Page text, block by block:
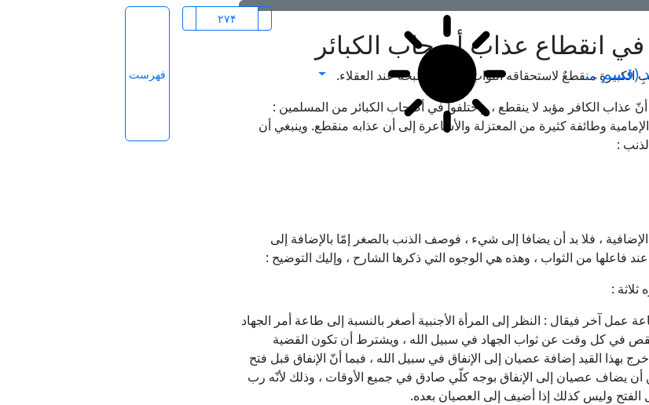
کشف المراد في شرح تجرید الإعتقاد (قسم الإلهیات) فهرست
في انقطاع عذاب أصحاب الكبائر
منقطعٌ لاستحقاقه الثواب بإيمانه ولقبحه عند العقلاء.
عذاب الكافر مؤبد لا ينقطع ، واختلفوا في أصحاب الكبائر من المسلمين :
وطائفة كثيرة من المعتزلة والأشاعرة إلى أن عذابه منقطع. وينبغي أن
:
الإضافية ، فلا بد أن يضافا إلى شيء ، فوصف الذنب بالصغر إمّا بالإضافة إلى
فاعلها من الثواب ، وهذه هي الوجوه التي ذكرها الشارح ، وإليك التوضيح :
:
آخر فيقال : النظر إلى المرأة الأجنبية أصغر بالنسبة إلى طاعة أمر الجهاد
في كل وقت عن ثواب الجهاد في سبيل الله ، ويشترط أن تكون القضية
بهذا القيد إضافة عصيان إلى الإنفاق في سبيل الله ، فبما أنّ الإنفاق قبل فتح
أن يضاف عصيان إلى الإنفاق بوجه كلّي صادق في جميع الأوقات ، وذلك لأنّه رب
وليس كذلك إذا أضيف إلى العصيان بعده.